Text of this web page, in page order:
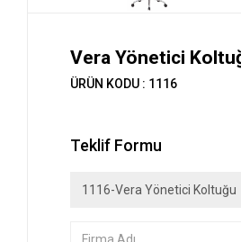
Vera Yönetici
ÜRÜN KODU : 1116
Teklif Formu